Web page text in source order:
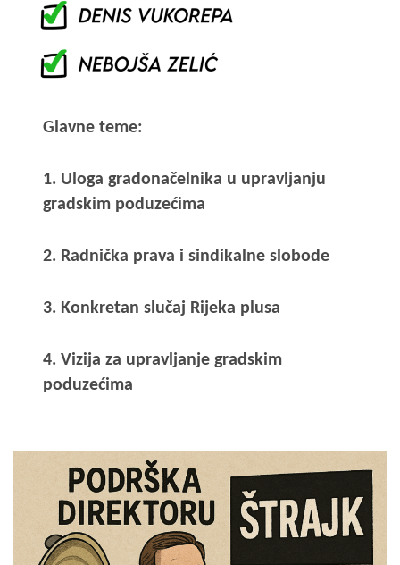
Glavne teme:
1. Uloga gradonačelnika u upravljanju
gradskim poduzećima
2. Radnička prava i sindikalne slobode
3. Konkretan slučaj Rijeka plusa
4. Vizija za upravljanje gradskim
poduzećima